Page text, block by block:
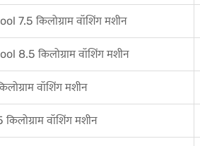
7.5 किलोग्राम वॉशिंग मशीन
8.5 किलोग्राम वॉशिंग मशीन
वॉशिंग मशीन
वॉशिंग मशीन